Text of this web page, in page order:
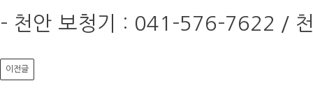
- 천안 보청기 : 041-576-7622 /
이전글